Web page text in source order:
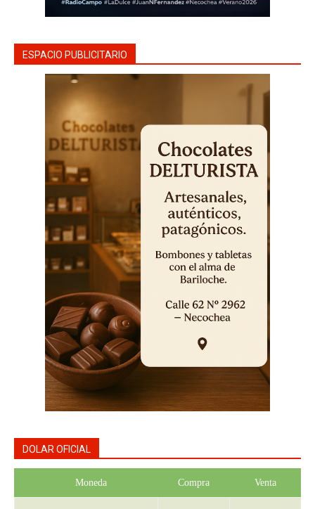
ESPACIO PUBLICITARIO
DOLAR OFICIAL
Moneda Compra Venta